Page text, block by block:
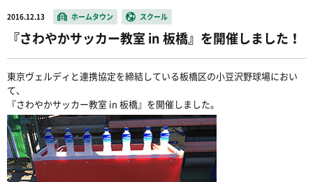
2016.12.13 ホームタウン スクール
『さわやかサッカー教室 in 板橋』を開催しました！
東京ヴェルディと連携協定を締結している板橋区の小豆沢野球場におい
て、
『さわやかサッカー教室 in 板橋』を開催しました。